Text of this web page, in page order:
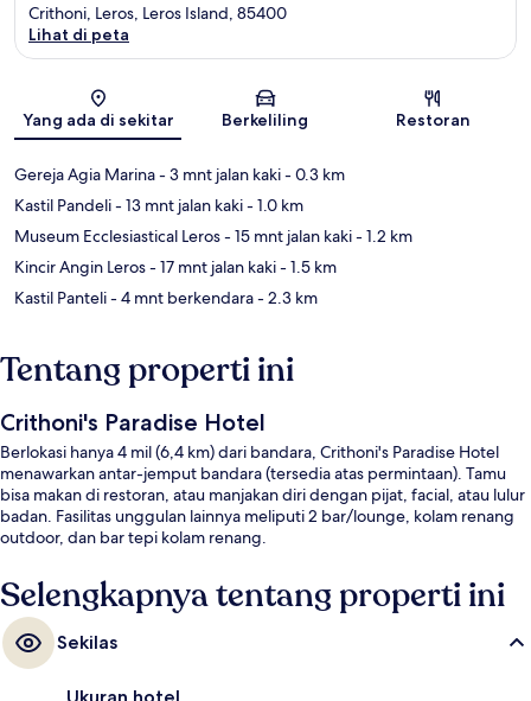
Peta
Crithoni, Leros, Leros Island, 85400
Lihat di peta
Yang ada di sekitar Berkeliling Restoran
Gereja Agia Marina- 3 mnt jalan kaki- 0.3 km
Kastil Pandeli- 13 mnt jalan kaki- 1.0 km
Museum Ecclesiastical Leros- 15 mnt jalan kaki- 1.2 km
Kincir Angin Leros- 17 mnt jalan kaki- 1.5 km
Kastil Panteli- 4 mnt berkendara- 2.3 km
Tentang properti ini
Crithoni's Paradise Hotel
Berlokasi hanya 4 mil (6,4 km) dari bandara, Crithoni's Paradise Hotel
menawarkan antar-jemput bandara (tersedia atas permintaan). Tamu
bisa makan di restoran, atau manjakan diri dengan pijat, facial, atau lulur
badan. Fasilitas unggulan lainnya meliputi 2 bar/lounge, kolam renang
outdoor, dan bar tepi kolam renang.
Selengkapnya tentang properti ini
Sekilas